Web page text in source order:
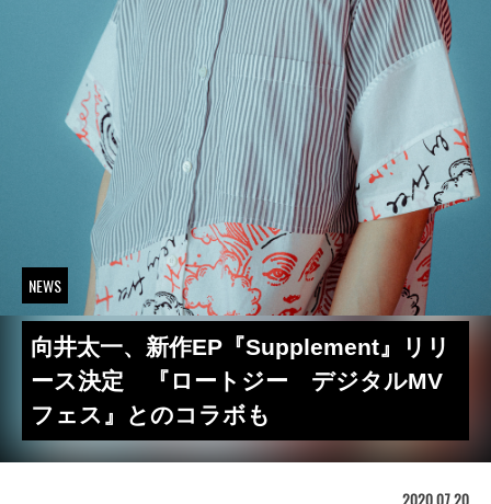
NEWS
向井太一、新作EP『Supplement』リリ
ース決定 『ロートジー デジタルMV
フェス』とのコラボも